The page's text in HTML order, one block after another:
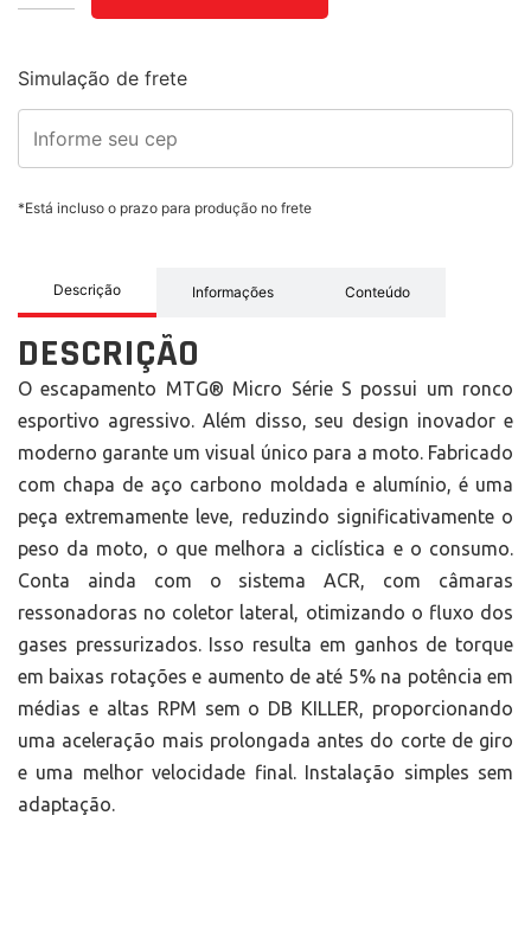
Simulação de frete
*Está incluso o prazo para produção no frete
Descrição Informações Conteúdo
DESCRIÇÃO
O escapamento MTG® Micro Série S possui um ronco
esportivo agressivo. Além disso, seu design inovador e
moderno garante um visual único para a moto. Fabricado
com chapa de aço carbono moldada e alumínio, é uma
peça extremamente leve, reduzindo significativamente o
peso da moto, o que melhora a ciclística e o consumo.
Conta ainda com o sistema ACR, com câmaras
ressonadoras no coletor lateral, otimizando o fluxo dos
gases pressurizados. Isso resulta em ganhos de torque
em baixas rotações e aumento de até 5% na potência em
médias e altas RPM sem o DB KILLER, proporcionando
uma aceleração mais prolongada antes do corte de giro
e uma melhor velocidade final. Instalação simples sem
adaptação.